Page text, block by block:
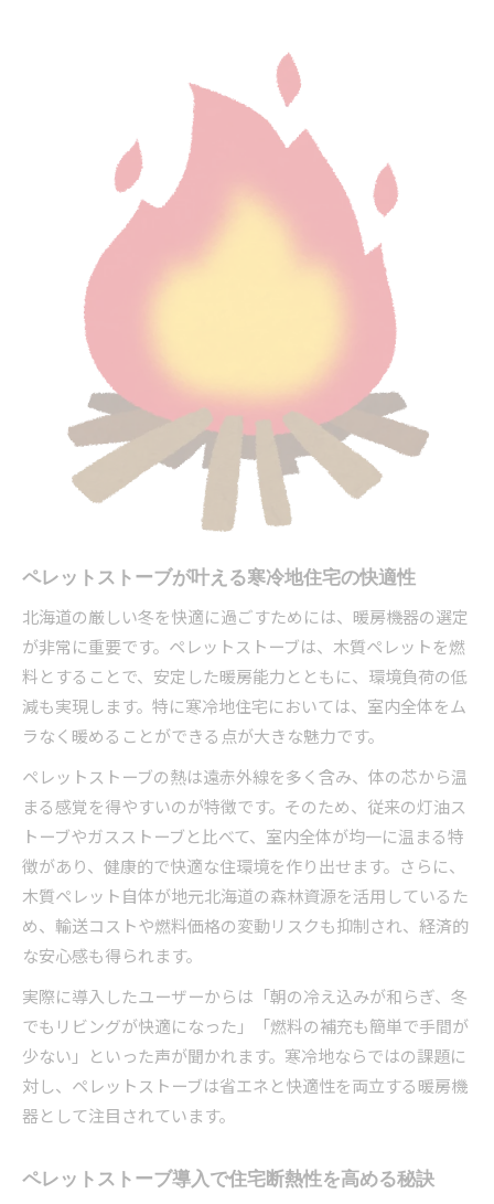
ゼロカーボン北海道で広がるペレットストーブ
GX 北海道時代に最適なペレットストーブ選び
の基準
ペレットストーブとGX住宅の最新トレンド解説
ペレットストーブが牽引する北海道GXの未来像
ゼロカーボン家庭実現へ踏み出す省エネ術
ペレットストーブでゼロカーボン家庭を実現す
省エネ住宅とペレットストーブの相乗効果とは
北海道ゼロカーボンを支える省エネ暖房の選定
術
ペレットストーブによる光熱費削減の実践ポイ
GX推進課が推奨する脱炭素住宅の条件とは
エネルギー転換を支えるペレットストーブの実力
ペレットストーブが実現する新しいエネルギー
GX 北海道時代のエネルギー転換とペレットス
トーブ活用
北海道GX推進課も注目するバイオマス暖房の効
果
ペレットストーブ導入で化石燃料依存から脱却
ゼロカーボン産業課が認める省エネ機器の選択
基準
最新GX推進と住まいの脱炭素化に挑む
ペレットストーブが牽引するGX推進と住宅脱炭
素化
北海道GX推進課の最新施策とペレットストーブ
活用
ペレットストーブによる住まいのゼロカーボン
化戦略
GX 北海道を実現するための暖房選びのコツ
光熱費削減をかなえるペレットストーブの秘訣
ペレットストーブが叶える寒冷地住宅の快適性
北海道の厳しい冬を快適に過ごすためには、暖房機器の選定
が非常に重要です。ペレットストーブは、木質ペレットを燃
料とすることで、安定した暖房能力とともに、環境負荷の低
減も実現します。特に寒冷地住宅においては、室内全体をム
ラなく暖めることができる点が大きな魅力です。
ペレットストーブの熱は遠赤外線を多く含み、体の芯から温
まる感覚を得やすいのが特徴です。そのため、従来の灯油ス
トーブやガスストーブと比べて、室内全体が均一に温まる特
徴があり、健康的で快適な住環境を作り出せます。さらに、
木質ペレット自体が地元北海道の森林資源を活用しているた
め、輸送コストや燃料価格の変動リスクも抑制され、経済的
な安心感も得られます。
実際に導入したユーザーからは「朝の冷え込みが和らぎ、冬
でもリビングが快適になった」「燃料の補充も簡単で手間が
少ない」といった声が聞かれます。寒冷地ならではの課題に
対し、ペレットストーブは省エネと快適性を両立する暖房機
器として注目されています。
ペレットストーブ導入で住宅断熱性を高める秘訣